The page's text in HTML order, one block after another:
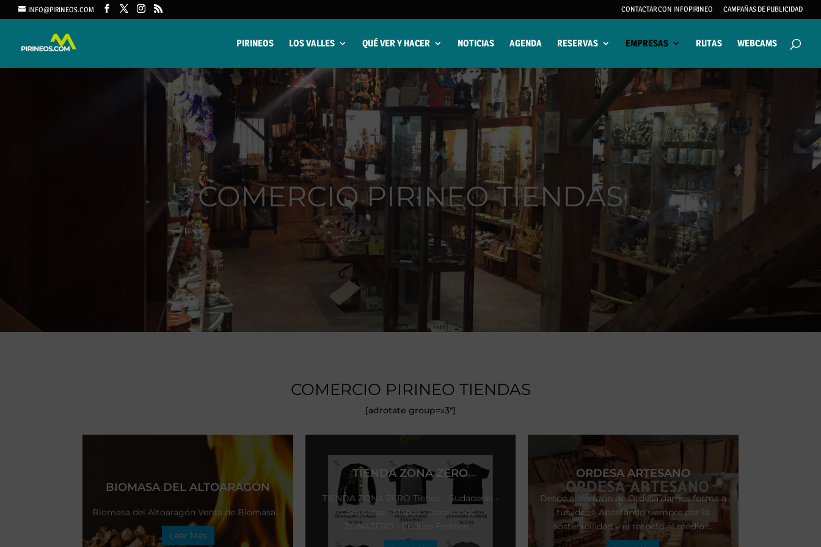
INFO@PIRINEOS.COM CONTACTAR CON INFOPIRINEO CAMPAÑAS DE PUBLICIDAD
PIRINEOS LOS VALLES QUÉ VER Y HACER NOTICIAS AGENDA RESERVAS EMPRESAS RUTAS WEBCAMS
COMERCIO PIRINEO TIENDAS
COMERCIO PIRINEO TIENDAS
[adrotate group=»3″]
BIOMASA DEL ALTOARAGÓN
Biomasa del Altoaragón Venta de Biomasa ...
Leer Más
TIENDA ZONA ZERO
TIENDA ZONA ZERO Tienda - Sudaderas -
Camisetas - Mapas - Accesorios -
ZONAZERO - Enduro Festival ...
ORDESA ARTESANO
Desde el corazón de Ordesa damos forma a
tus ideas. Apostando siempre por la
sostenibilidad y el respeto al medio ...